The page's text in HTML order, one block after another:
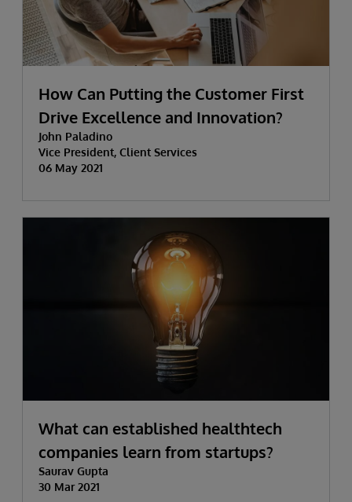
How Can Putting the Customer First
Drive Excellence and Innovation?
John Paladino
Vice President, Client Services
06 May 2021
What can established healthtech
companies learn from startups?
Saurav Gupta
30 Mar 2021